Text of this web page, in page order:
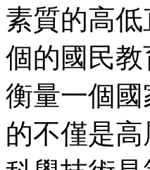
素質的高
個的國民
衡量一個
的不僅是